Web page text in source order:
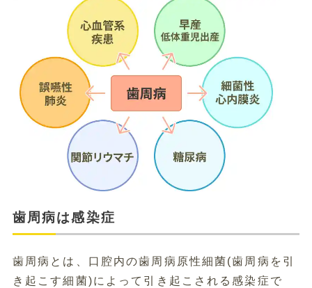
歯周病は感染症
歯周病とは、口腔内の歯周病原性細菌(歯周病を引
き起こす細菌)によって引き起こされる感染症で